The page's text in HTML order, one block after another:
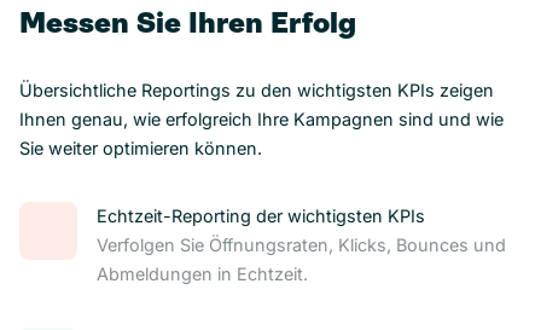
Messen Sie Ihren Erfolg
Übersichtliche Reportings zu den wichtigsten KPIs zeigen
Ihnen genau, wie erfolgreich Ihre Kampagnen sind und wie
Sie weiter optimieren können.
Echtzeit-Reporting der wichtigsten KPIs
Verfolgen Sie Öffnungsraten, Klicks, Bounces und
Abmeldungen in Echtzeit.